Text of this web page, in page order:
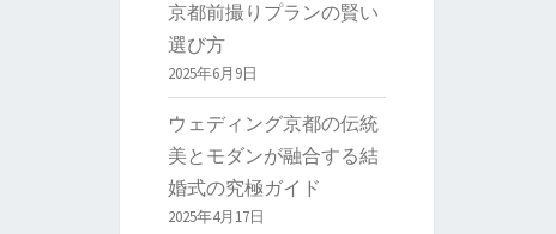
京都前撮りプランの賢い
選び方
2025年6月9日
ウェディング京都の伝統
美とモダンが融合する結
婚式の究極ガイド
2025年4月17日